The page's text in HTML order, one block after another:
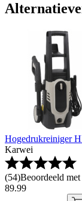
Hogedrukreiniger
Karwei
(54)Beoordeeld
89.99